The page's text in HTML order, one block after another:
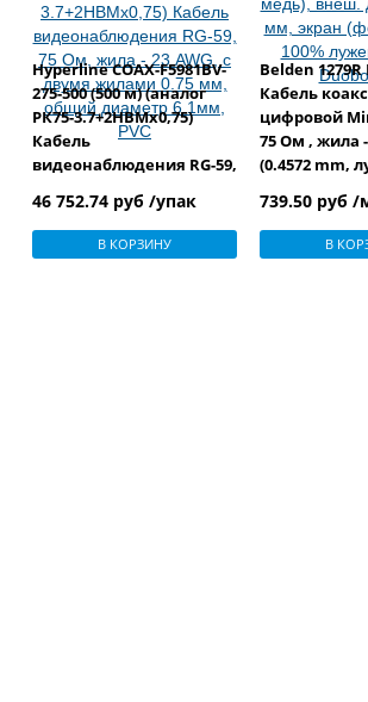
Hyperline COAX-F5981BV-
275-500 (500 м) (аналог
РК75-3.7+2НВМх0,75)
Кабель
видеонаблюдения RG-59,
двумя жилами 0.75 мм,
общий диаметр 6.1мм,
PVC
46 752.74 руб /упак
В КОРЗИНУ
Belden 1279R
Кабель
цифровой
75 Ом , жила -
(0.4572 mm,
мм, экран
100%
Duobond®)
739.50 руб /
В